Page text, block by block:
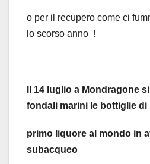
o per il recupero come ci
lo scorso anno !
Il 14 luglio a Mondragone
fondali marini le bottiglie di
primo liquore al mondo in
subacqueo